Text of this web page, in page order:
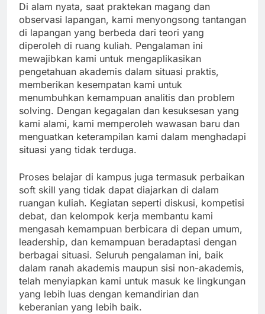
Di alam nyata, saat praktekan magang dan
observasi lapangan, kami menyongsong tantangan
di lapangan yang berbeda dari teori yang
diperoleh di ruang kuliah. Pengalaman ini
mewajibkan kami untuk mengaplikasikan
pengetahuan akademis dalam situasi praktis,
memberikan kesempatan kami untuk
menumbuhkan kemampuan analitis dan problem
solving. Dengan kegagalan dan kesuksesan yang
kami alami, kami memperoleh wawasan baru dan
menguatkan keterampilan kami dalam menghadapi
situasi yang tidak terduga.
Proses belajar di kampus juga termasuk perbaikan
soft skill yang tidak dapat diajarkan di dalam
ruangan kuliah. Kegiatan seperti diskusi, kompetisi
debat, dan kelompok kerja membantu kami
mengasah kemampuan berbicara di depan umum,
leadership, dan kemampuan beradaptasi dengan
berbagai situasi. Seluruh pengalaman ini, baik
dalam ranah akademis maupun sisi non-akademis,
telah menyiapkan kami untuk masuk ke lingkungan
yang lebih luas dengan kemandirian dan
keberanian yang lebih baik.